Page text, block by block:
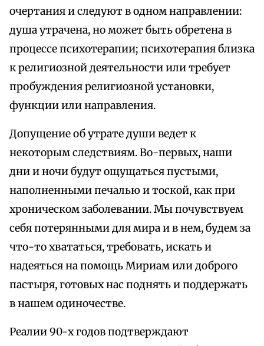
очертания и следуют в одном направлении:
душа утрачена, но может быть обретена в
процессе психотерапии; психотерапия близка
к религиозной деятельности или требует
пробуждения религиозной установки,
функции или направления.
Допущение об утрате души ведет к
некоторым следствиям. Во-первых, наши
дни и ночи будут ощущаться пустыми,
наполненными печалью и тоской, как при
хроническом заболевании. Мы почувствуем
себя потерянными для мира и в нем, будем за
что-то хвататься, требовать, искать и
надеяться на помощь Мириам или доброго
пастыря, готовых нас поднять и поддержать
в нашем одиночестве.
Реалии 90-х годов подтверждают